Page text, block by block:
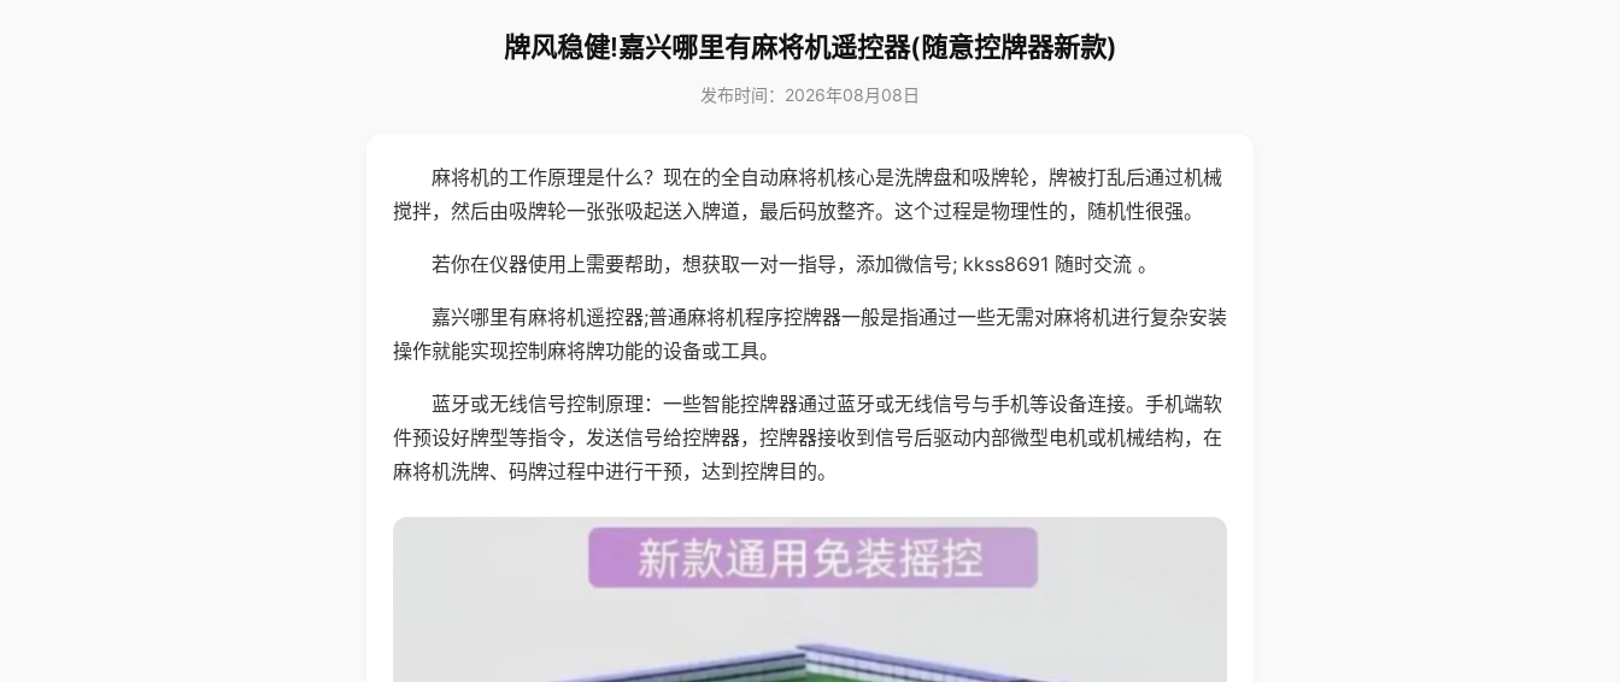
牌风稳健!嘉兴哪里有麻将机遥控器(随意控牌器新款)
发布时间：2026年08月08日
麻将机的工作原理是什么？现在的全自动麻将机核心是洗牌盘和吸牌轮，牌被打乱后通过机械
搅拌，然后由吸牌轮一张张吸起送入牌道，最后码放整齐。这个过程是物理性的，随机性很强。
若你在仪器使用上需要帮助，想获取一对一指导，添加微信号; kkss8691 随时交流 。
嘉兴哪里有麻将机遥控器;普通麻将机程序控牌器一般是指通过一些无需对麻将机进行复杂安装
操作就能实现控制麻将牌功能的设备或工具。
蓝牙或无线信号控制原理：一些智能控牌器通过蓝牙或无线信号与手机等设备连接。手机端软
件预设好牌型等指令，发送信号给控牌器，控牌器接收到信号后驱动内部微型电机或机械结构，在
麻将机洗牌、码牌过程中进行干预，达到控牌目的。